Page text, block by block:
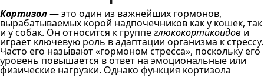
Кортизол— это один из важнейших гормонов,
вырабатываемых корой надпочечников как у кошек, так
и у собак. Он относится к группеглюкокортикоидов и
играет ключевую роль в адаптации организма к стрессу.
Часто его называют «гормоном стресса», поскольку его
уровень повышается в ответ на эмоциональные или
физические нагрузки. Однако функция кортизола